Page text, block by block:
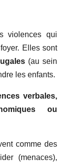
violences qui
Elles sont
(au sein
les enfants.
verbales,
ou
comme des
(menaces),